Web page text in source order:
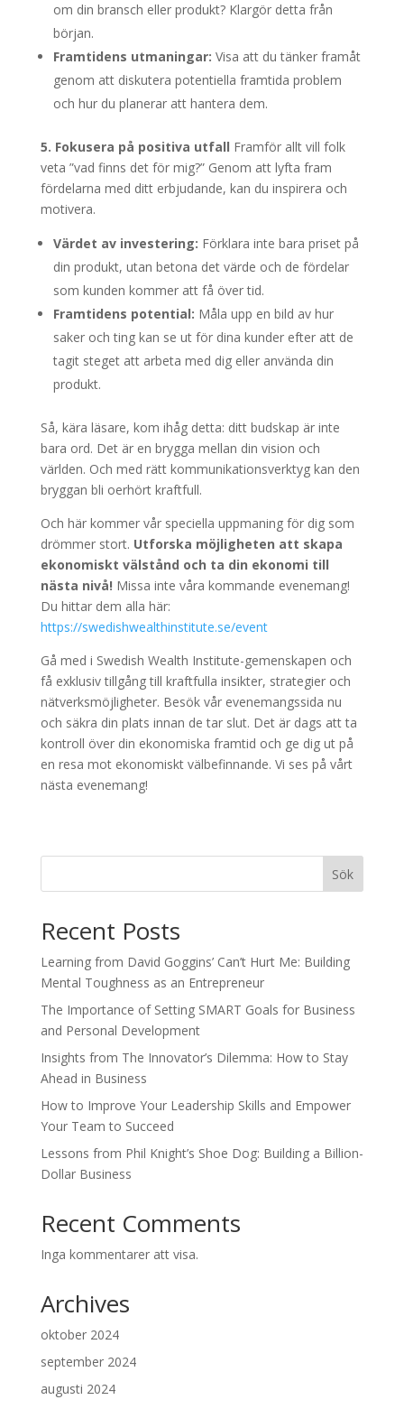
om din bransch eller produkt? Klargör detta från
början.
Framtidens utmaningar: Visa att du tänker framåt
genom att diskutera potentiella framtida problem
och hur du planerar att hantera dem.
5. Fokusera på positiva utfall Framför allt vill folk
veta ”vad finns det för mig?” Genom att lyfta fram
fördelarna med ditt erbjudande, kan du inspirera och
motivera.
Värdet av investering: Förklara inte bara priset på
din produkt, utan betona det värde och de fördelar
som kunden kommer att få över tid.
Framtidens potential: Måla upp en bild av hur
saker och ting kan se ut för dina kunder efter att de
tagit steget att arbeta med dig eller använda din
produkt.
Så, kära läsare, kom ihåg detta: ditt budskap är inte
bara ord. Det är en brygga mellan din vision och
världen. Och med rätt kommunikationsverktyg kan den
bryggan bli oerhört kraftfull.
Och här kommer vår speciella uppmaning för dig som
drömmer stort. Utforska möjligheten att skapa
ekonomiskt välstånd och ta din ekonomi till
nästa nivå! Missa inte våra kommande evenemang!
Du hittar dem alla här:
https://swedishwealthinstitute.se/event
Gå med i Swedish Wealth Institute-gemenskapen och
få exklusiv tillgång till kraftfulla insikter, strategier och
nätverksmöjligheter. Besök vår evenemangssida nu
och säkra din plats innan de tar slut. Det är dags att ta
kontroll över din ekonomiska framtid och ge dig ut på
en resa mot ekonomiskt välbefinnande. Vi ses på vårt
nästa evenemang!
Sök
Recent Posts
Learning from David Goggins’ Can’t Hurt Me: Building
Mental Toughness as an Entrepreneur
The Importance of Setting SMART Goals for Business
and Personal Development
Insights from The Innovator’s Dilemma: How to Stay
Ahead in Business
How to Improve Your Leadership Skills and Empower
Your Team to Succeed
Lessons from Phil Knight’s Shoe Dog: Building a Billion-
Dollar Business
Recent Comments
Inga kommentarer att visa.
Archives
oktober 2024
september 2024
augusti 2024